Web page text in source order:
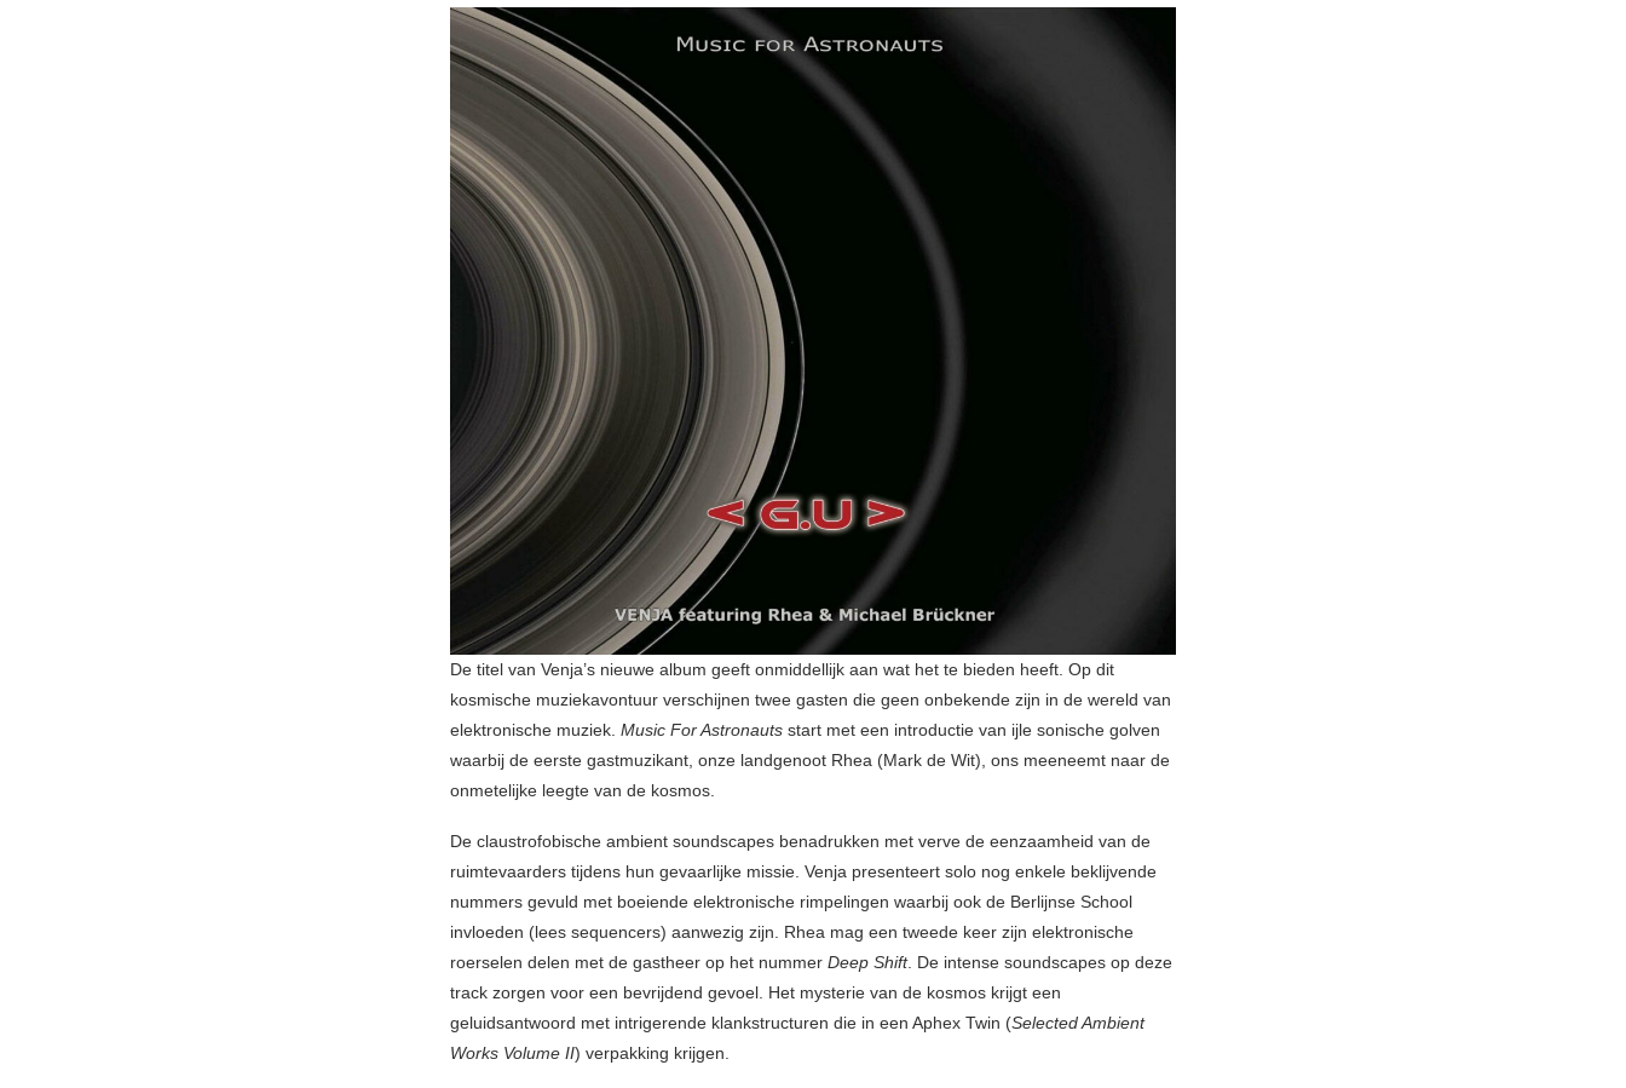
De titel van Venja’s nieuwe album geeft onmiddellijk aan wat het te bieden heeft. Op dit
kosmische muziekavontuur verschijnen twee gasten die geen onbekende zijn in de wereld van
elektronische muziek. Music For Astronauts start met een introductie van ijle sonische golven
waarbij de eerste gastmuzikant, onze landgenoot Rhea (Mark de Wit), ons meeneemt naar de
onmetelijke leegte van de kosmos.
De claustrofobische ambient soundscapes benadrukken met verve de eenzaamheid van de
ruimtevaarders tijdens hun gevaarlijke missie. Venja presenteert solo nog enkele beklijvende
nummers gevuld met boeiende elektronische rimpelingen waarbij ook de Berlijnse School
invloeden (lees sequencers) aanwezig zijn. Rhea mag een tweede keer zijn elektronische
roerselen delen met de gastheer op het nummer Deep Shift. De intense soundscapes op deze
track zorgen voor een bevrijdend gevoel. Het mysterie van de kosmos krijgt een
geluidsantwoord met intrigerende klankstructuren die in een Aphex Twin (Selected Ambient
Works Volume II) verpakking krijgen.